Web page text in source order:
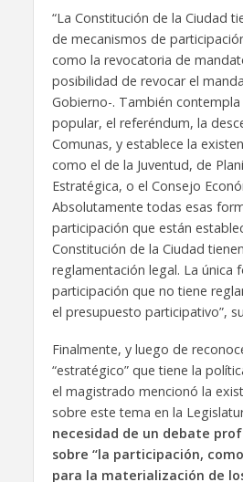
“La Constitución de la Ciudad
de mecanismos de
como la revocatoria de
posibilidad de revocar el
Gobierno-. También
popular, el referéndum, la
Comunas, y establece la
como el de la Juventud, de
Estratégica, o el Consejo
Absolutamente todas esas
participación que están
Constitución de la Ciudad
reglamentación legal. La única
participación que no tiene
el presupuesto participativo”,
Finalmente, y luego de
“estratégico” que tiene la
el magistrado mencionó la
sobre este tema en la
necesidad de un debate
sobre “la participación,
para la materialización de